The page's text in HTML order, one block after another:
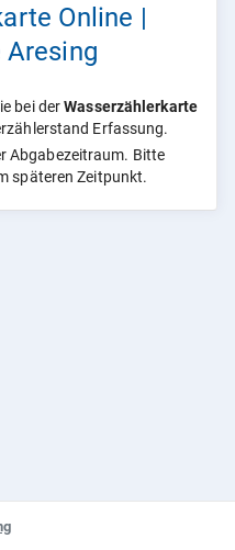
Online |
Aresing
bei derWasserzählerkarte
Erfassung.
Abgabezeitraum. Bitte
späteren Zeitpunkt.